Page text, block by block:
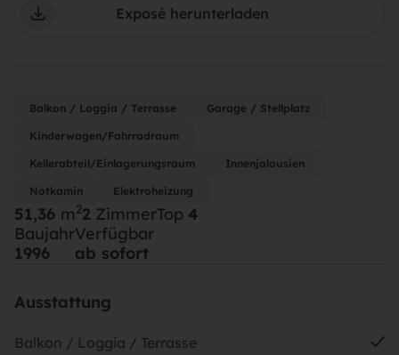
Exposé herunterladen
Balkon / Loggia / Terrasse Garage / Stellplatz
Kinderwagen/Fahrradraum
Kellerabteil/Einlagerungsraum Innenjalousien
Notkamin Elektroheizung
51,36 m22 ZimmerTop 4
Baujahr
1996
Verfügbar
ab sofort
Ausstattung
Balkon / Loggia / Terrasse